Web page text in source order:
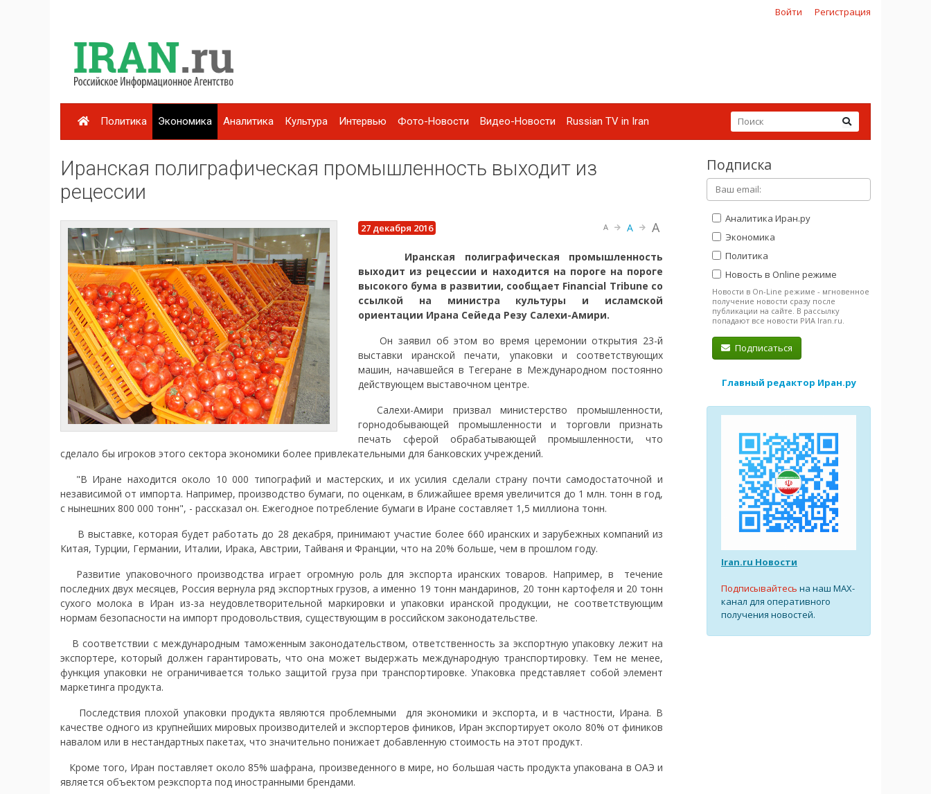
Войти Регистрация
Политика Экономика Аналитика Культура Интервью Фото-Новости Видео-Новости Russian TV in Iran
Иранская полиграфическая промышленность выходит из
рецессии
27 декабря 2016 A A A
Иранская полиграфическая промышленность
выходит из рецессии и находится на пороге на пороге
высокого бума в развитии, сообщает Financial Tribune со
ссылкой на
министра культуры и исламской
ориентации Ирана Сейеда Резу Салехи-Амири.
Он заявил об этом во время церемонии открытия 23-й
выставки иранской печати, упаковки и соответствующих
машин, начавшейся в Тегеране в Международном постоянно
действующем выставочном центре.
Салехи-Амири призвал министерство промышленности,
горнодобывающей промышленности и торговли признать
печать сферой обрабатывающей промышленности, что
сделало бы игроков этого сектора экономики более привлекательными для банковских учреждений.
"В Иране находится около 10 000 типографий и мастерских, и их усилия сделали страну почти самодостаточной и
независимой от импорта. Например, производство бумаги, по оценкам, в ближайшее время увеличится до 1 млн. тонн в год,
с нынешних 800 000 тонн", - рассказал он. Ежегодное потребление бумаги в Иране составляет 1,5 миллиона тонн.
В выставке, которая будет работать до 28 декабря, принимают участие более 660 иранских и зарубежных компаний из
Китая, Турции, Германии, Италии, Ирака, Австрии, Тайваня и Франции, что на 20% больше, чем в прошлом году.
Развитие упаковочного производства играет огромную роль для экспорта иранских товаров. Например, в течение
последних двух месяцев, Россия вернула ряд экспортных грузов, а именно 19 тонн мандаринов, 20 тонн картофеля и 20 тонн
сухого молока в Иран из-за неудовлетворительной маркировки и упаковки иранской продукции, не соответствующим
нормам безопасности на импорт продовольствия, существующим в российском законодательстве.
В соответствии с международным таможенным законодательством, ответственность за экспортную упаковку лежит на
экспортере, который должен гарантировать, что она может выдержать международную транспортировку. Тем не менее,
функция упаковки не ограничивается только защитой груза при транспортировке. Упаковка представляет собой элемент
маркетинга продукта.
Последствия плохой упаковки продукта являются проблемными для экономики и экспорта, и в частности, Ирана. В
качестве одного из крупнейших мировых производителей и экспортеров фиников, Иран экспортирует около 80% от фиников
навалом или в нестандартных пакетах, что значительно понижает добавленную стоимость на этот продукт.
Кроме того, Иран поставляет около 85% шафрана, произведенного в мире, но большая часть продукта упакована в ОАЭ и
является объектом реэкспорта под иностранными брендами.
Подписка
Аналитика Иран.ру
Экономика
Политика
Новость в Online режиме
Новости в On-Line режиме - мгновенное
получение новости сразу после
публикации на сайте. В рассылку
попадают все новости РИА Iran.ru.
Подписаться
Главный редактор Иран.ру
Iran.ru Новости
Подписывайтесь на наш MAX-
канал для оперативного
получения новостей.